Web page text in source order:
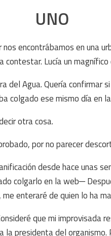
UNO
encontrábamos en una
Lucía un
del Agua. Quería
colgado ese mismo día en
otra cosa.
por no parecer
desde hace unas
colgarlo en la web─
enteraré de quien lo ha
que mi improvisada
la presidenta del